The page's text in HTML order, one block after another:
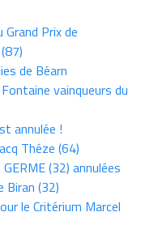
Grand Prix de
de Béarn
vainqueurs du
annulée !
Théze (64)
(32) annulées
Biran (32)
le Critérium Marcel